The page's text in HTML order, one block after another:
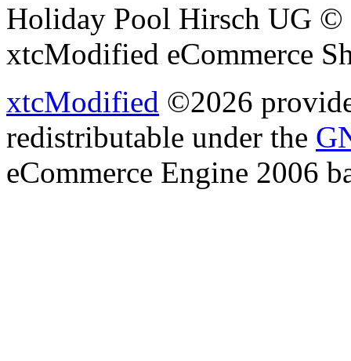
Holiday Pool Hirsch UG ©
xtcModified eCommerce
xtcModified ©2026
redistributable under the
eCommerce Engine 2006